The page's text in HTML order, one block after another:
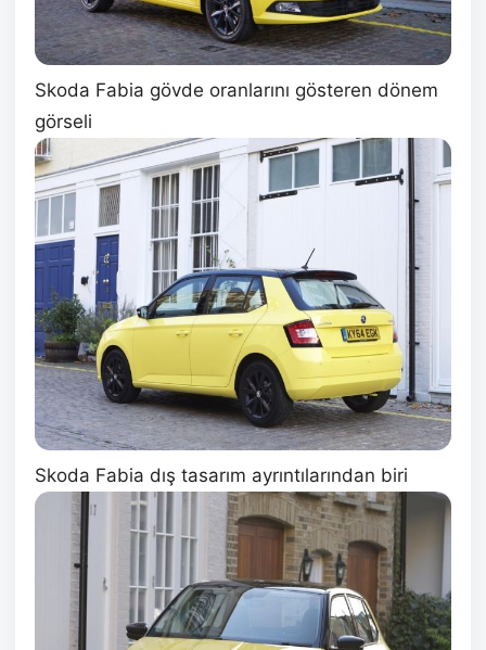
Skoda Fabia gövde oranlarını gösteren dönem
görseli
Skoda Fabia dış tasarım ayrıntılarından biri